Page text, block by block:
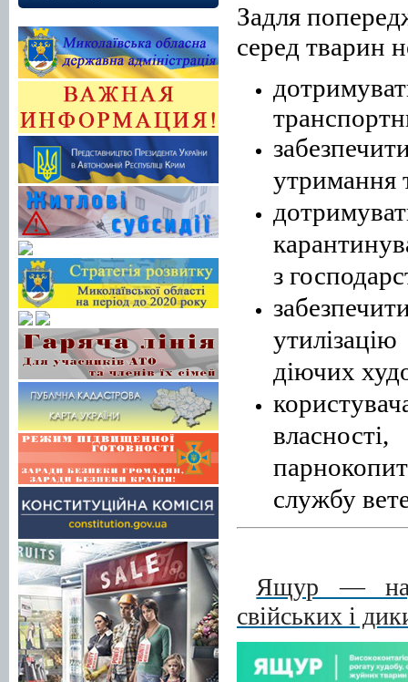
Задля
серед тварин
утримання
з
діючих
службу
Ящур —
свійських і